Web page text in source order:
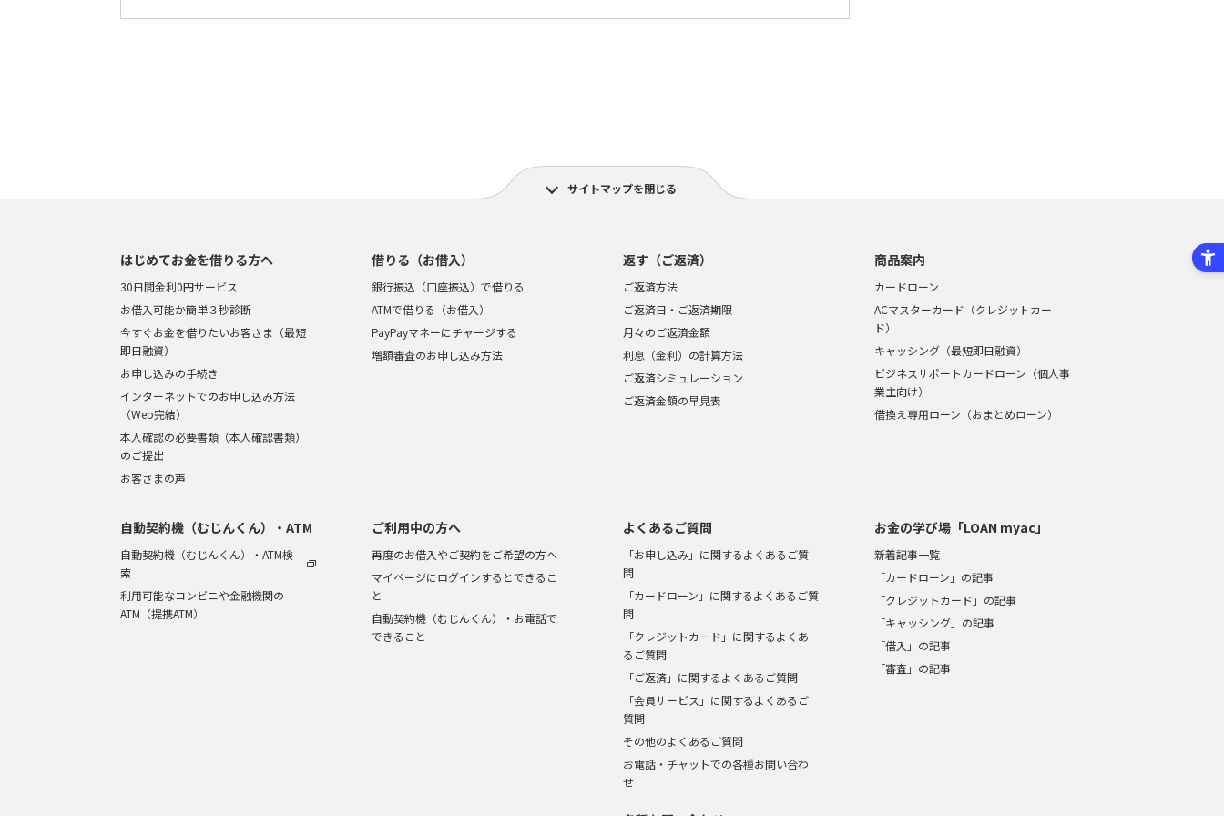
サイトマップを閉じる
はじめてお金を借りる方へ
30日間金利0円サービス
お借入可能か簡単３秒診断
今すぐお金を借りたいお客さま（最短
即日融資）
お申し込みの手続き
インターネットでのお申し込み方法
（Web完結）
本人確認の必要書類（本人確認書類）
のご提出
お客さまの声
借りる（お借入）
銀行振込（口座振込）で借りる
ATMで借りる（お借入）
PayPayマネーにチャージする
増額審査のお申し込み方法
返す（ご返済）
ご返済方法
ご返済日・ご返済期限
月々のご返済金額
利息（金利）の計算方法
ご返済シミュレーション
ご返済金額の早見表
商品案内
カードローン
ACマスターカード（クレジットカー
ド）
キャッシング（最短即日融資）
ビジネスサポートカードローン（個人事
業主向け）
借換え専用ローン（おまとめローン）
自動契約機（むじんくん）・ATM
自動契約機（むじんくん）・ATM検
索
利用可能なコンビニや金融機関の
ATM（提携ATM）
ご利用中の方へ
再度のお借入やご契約をご希望の方へ
マイページにログインするとできるこ
と
自動契約機（むじんくん）・お電話で
できること
よくあるご質問
「お申し込み」に関するよくあるご質
問
「カードローン」に関するよくあるご質
問
「クレジットカード」に関するよくあ
るご質問
「ご返済」に関するよくあるご質問
「会員サービス」に関するよくあるご
質問
その他のよくあるご質問
お電話・チャットでの各種お問い合わ
せ
お金の学び場「LOAN myac」
新着記事一覧
「カードローン」の記事
「クレジットカード」の記事
「キャッシング」の記事
「借入」の記事
「審査」の記事